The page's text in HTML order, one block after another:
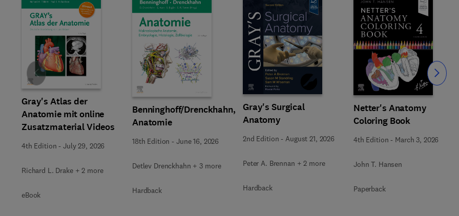
Gray's Atlas der
Anatomie mit online
Zusatzmaterial Videos
4th Edition -July 29, 2026
Richard L. Drake + 2 more
eBook
Benninghoff/Drenckhahn,
Anatomie
18th Edition - June 16, 2026
Detlev Drenckhahn + 3 more
Hardback
Gray's Surgical
Anatomy
2nd Edition - August 21, 2026
Peter A. Brennan + 2 more
Hardback
Netter's Anatomy
Coloring Book
4th Edition - March 3, 2026
John T. Hansen
Paperback
Slide Slide